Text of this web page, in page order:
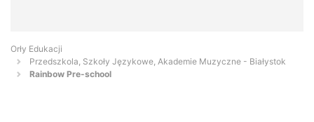
Orły Edukacji
Przedszkola, Szkoły Językowe, Akademie Muzyczne - Białystok
Rainbow Pre-school